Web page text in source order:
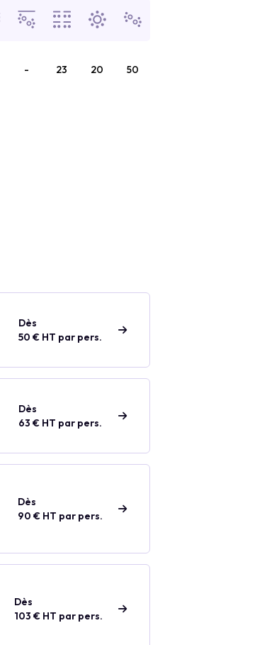
- 23 20 50
Dès
50 € HT par pers.
Dès
63 € HT par pers.
Dès
90 € HT par pers.
Dès
103 € HT par pers.